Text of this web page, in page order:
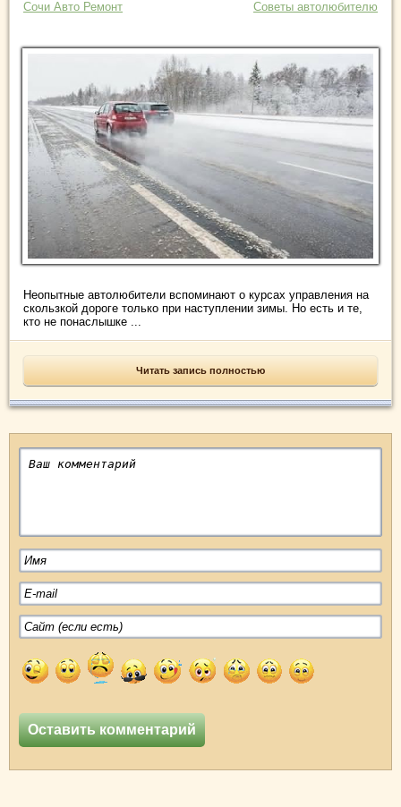
Сочи Авто Ремонт Советы автолюбителю
Неопытные автолюбители вспоминают о курсах управления на
скользкой дороге только при наступлении зимы. Но есть и те,
кто не понаслышке ...
Читать запись полностью